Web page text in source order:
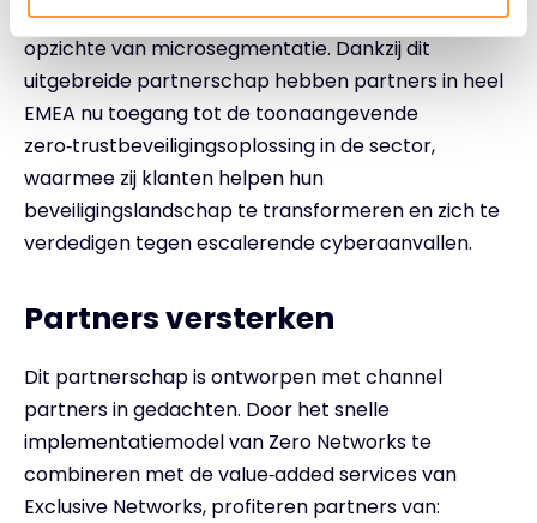
signaal van een kantelpunt in de houding ten
opzichte van microsegmentatie. Dankzij dit
uitgebreide partnerschap hebben partners in heel
EMEA nu toegang tot de toonaangevende
zero‑trustbeveiligingsoplossing in de sector,
waarmee zij klanten helpen hun
beveiligingslandschap te transformeren en zich te
verdedigen tegen escalerende cyberaanvallen.
Partners versterken
Dit partnerschap is ontworpen met channel
partners in gedachten. Door het snelle
implementatiemodel van Zero Networks te
combineren met de value‑added services van
Exclusive Networks, profiteren partners van: